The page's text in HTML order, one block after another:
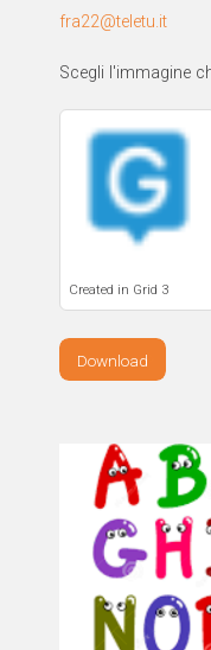
fra22@teletu.it
Scegli l'immagine
Created in Grid 3
Download